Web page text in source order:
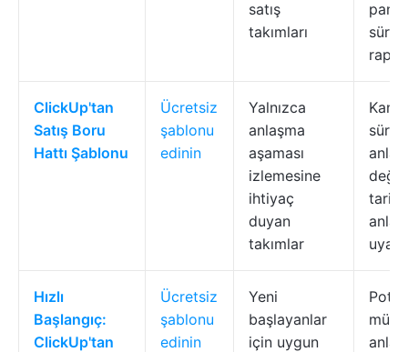
satış
takımları
ClickUp'tan
Satış Boru
Hattı Şablonu
Ücretsiz
şablonu
edinin
Yalnızca
anlaşma
aşaması
izlemesine
ihtiyaç
duyan
takımlar
Hızlı
Başlangıç:
ClickUp'tan
Ücretsiz
şablonu
edinin
Yeni
başlayanlar
için uygun